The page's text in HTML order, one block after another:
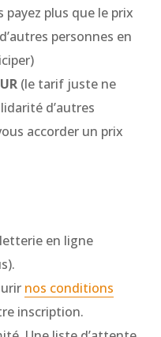
payez plus que le prix
personnes en
(le tarif juste ne
d’autres
accorder un prix
en ligne
nos conditions
inscription.